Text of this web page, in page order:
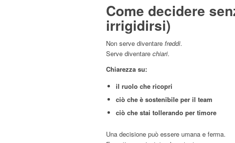
Come decidere
irrigidirsi)
Non serve diventare freddi.
Serve diventare chiari.
Chiarezza su:
il ruolo che ricopri
ciò che è sostenibile per il team
ciò che stai tollerando per timore
Una decisione può essere umana e ferma.